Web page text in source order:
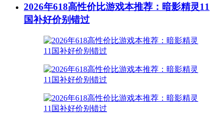
2026年618高性价比游戏本推荐：暗影精灵11
国补好价别错过